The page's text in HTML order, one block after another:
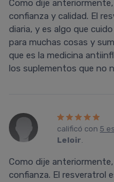
Como dije
confianza y calidad. El
diaria, y es algo que
para muchas cosas y
que es la medicina
los suplementos que no
calificó con 5
Leloir.
Como dije
confianza. El resveratrol